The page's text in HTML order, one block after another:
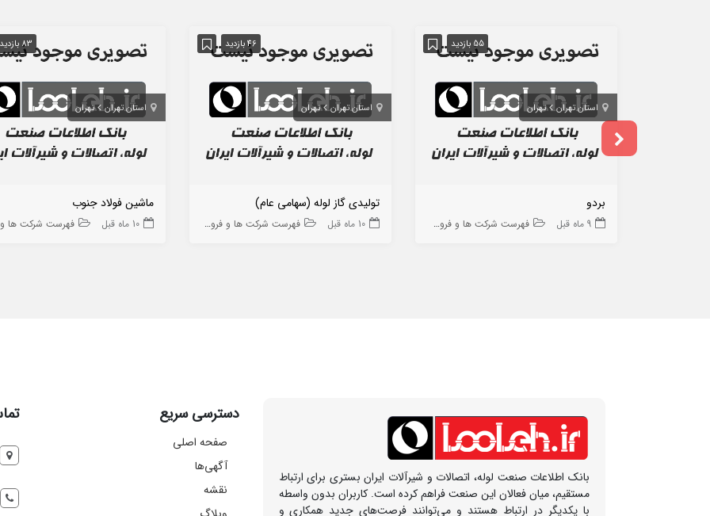
55 بازدید
استان تهران تهران
بردو
9 ماه قبل فهرست شرکت ها و فروشگاه ها
46 بازدید
استان تهران تهران
تولیدی گاز لوله (سهامی عام)
10 ماه قبل فهرست شرکت ها و فروشگاه ها
83 بازدید
استان تهران تهران
ماشین فولاد جنوب
10 ماه قبل فهرست شرکت ها و
بانک اطلاعات صنعت لوله، اتصالات و شیرآلات ایران بستری برای ارتباط
مستقیم، میان فعالان این صنعت فراهم کرده است. کاربران بدون واسطه
با یکدیگر در ارتباط هستند و می‌توانند فرصت‌های جدید همکاری و
دسترسی سریع
صفحه اصلی
آگهی‌ها
نقشه